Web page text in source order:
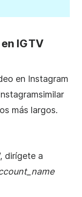
IGTV
en Instagram
similar
más largos.
dirígete a